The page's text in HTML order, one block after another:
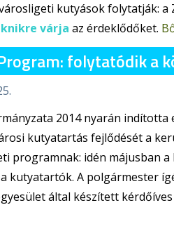
kutyások folytatják: a
várja az érdeklődőket.
folytatódik a
2014 nyarán indította
kutyatartás fejlődését a
programnak: idén májusban
kutyatartók. A polgármester
által készített